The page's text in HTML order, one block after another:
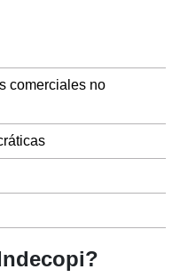
comerciales no